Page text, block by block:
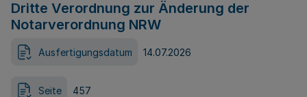
Dritte Verordnung zur Änderung der
Notarverordnung NRW
Ausfertigungsdatum 14.07.2026
Seite 457